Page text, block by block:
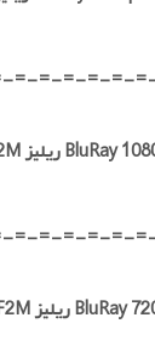
=-=-=-=-=-
=-=-=-=-=-